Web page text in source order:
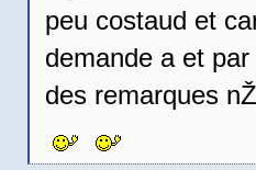
peu costaud et
demande a et
des remarques